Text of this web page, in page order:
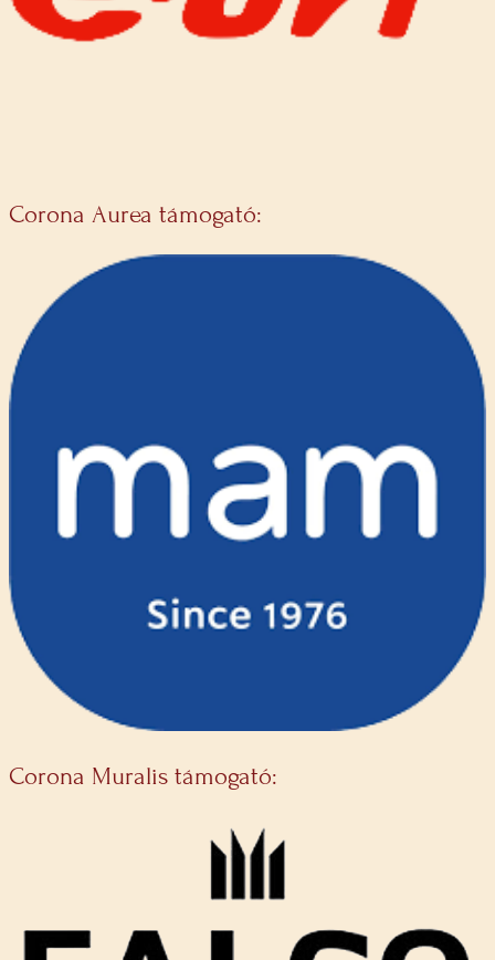
Corona Aurea támogató:
Corona Muralis támogató: